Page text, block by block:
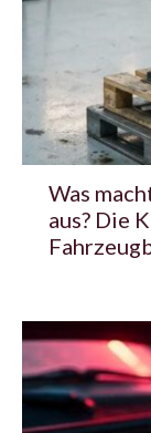
Was
aus? Die